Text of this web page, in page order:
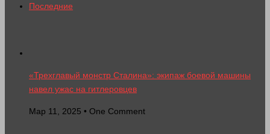
Последние
«Трехглавый монстр Сталина»: экипаж боевой машины
навел ужас на гитлеровцев
Мар 11, 2025 • One Comment